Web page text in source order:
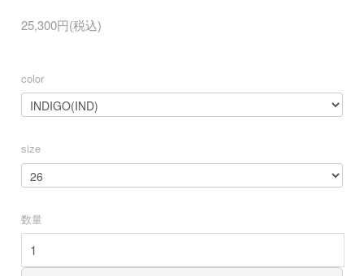
25,300円(税込)
color
size
数量